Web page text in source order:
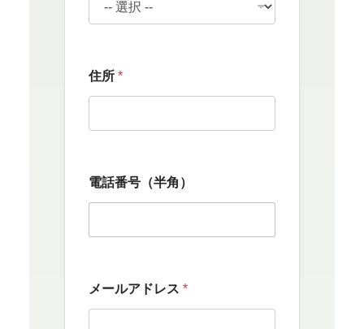
住所 *
電話番号（半角）
メールアドレス *